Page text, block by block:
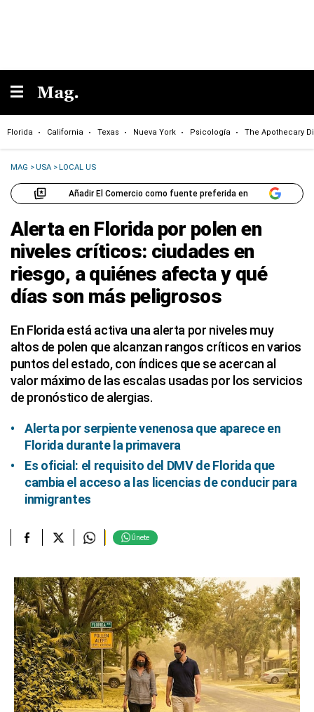
Florida California Texas Nueva York Psicología The Apothecary
MAG >USA >LOCAL US
Añadir El Comercio como fuente preferida en
Alerta en Florida por polen en
niveles críticos: ciudades en
riesgo, a quiénes afecta y qué
días son más peligrosos
En Florida está activa una alerta por niveles muy
altos de polen que alcanzan rangos críticos en varios
puntos del estado, con índices que se acercan al
valor máximo de las escalas usadas por los servicios
de pronóstico de alergias.
Alerta por serpiente venenosa que aparece en
Florida durante la primavera
Es oficial: el requisito del DMV de Florida que
cambia el acceso a las licencias de conducir para
inmigrantes
Únete